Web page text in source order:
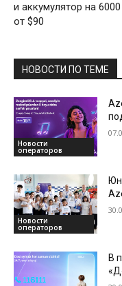
и аккумулятор на
от $90
НОВОСТИ ПО ТЕМЕ
Новости
операторов
Новости
операторов
В